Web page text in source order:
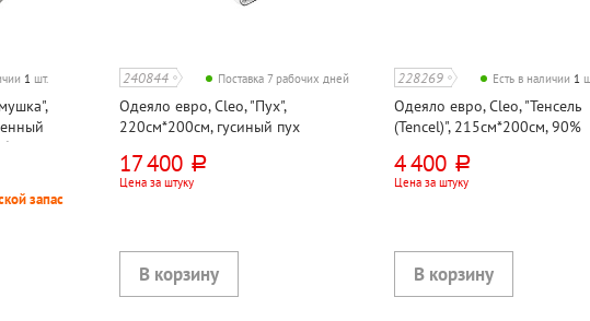
1 шт.
запас
240844 Поставка 7 рабочих дней
Одеяло евро, Cleo, "Пух",
220см*200см, гусиный пух
17 400 руб.
Цена за штуку
228269 Есть в наличии 1
Одеяло евро, Cleo, "Тенсель
(Tencel)", 215см*200см, 90%
эвкалиптовое целлюлозное
волокно, жаккард
4 400 руб.
Цена за штуку